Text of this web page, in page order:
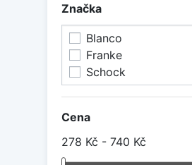
Značka
Blanco
Franke
Schock
Cena
278 Kč - 740 Kč